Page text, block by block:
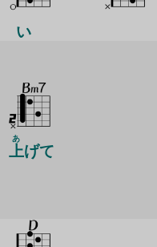
い
上
あ
げて